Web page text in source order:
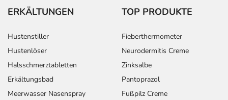
ERKÄLTUNGEN
Hustenstiller
Hustenlöser
Halsschmerztabletten
Erkältungsbad
Meerwasser Nasenspray
TOP PRODUKTE
Fieberthermometer
Neurodermitis Creme
Zinksalbe
Pantoprazol
Fußpilz Creme